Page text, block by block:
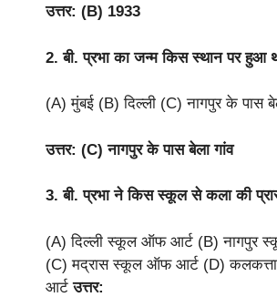
उत्तर: (B) 1933
2. बी. प्रभा का जन्म किस स्थान पर हुआ
(A) मुंबई (B) दिल्ली (C) नागपुर के पास
उत्तर: (C) नागपुर के पास बेला गांव
3. बी. प्रभा ने किस स्कूल से कला की
(A) दिल्ली स्कूल ऑफ आर्ट (B) नागपुर
(C) मद्रास स्कूल ऑफ आर्ट (D)
आर्टउत्तर: